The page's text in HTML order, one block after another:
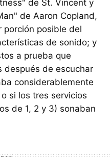
de St. Vincent y
de Aaron Copland,
posible del
de sonido; y
a prueba que
después de escuchar
considerablemente
si los tres servicios
de 1, 2 y 3) sonaban